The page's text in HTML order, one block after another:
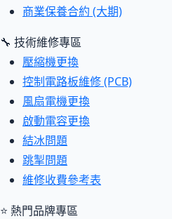
商業保養合約 (大期)
🔧 技術維修專區
壓縮機更換
控制電路板維修 (PCB)
風扇電機更換
啟動電容更換
結冰問題
跳掣問題
維修收費參考表
⭐ 熱門品牌專區